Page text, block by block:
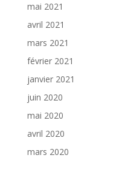
mai 2021
avril 2021
mars 2021
février 2021
janvier 2021
juin 2020
mai 2020
avril 2020
mars 2020